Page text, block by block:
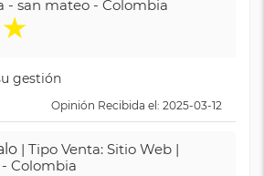
- san mateo - Colombia
★
gestión
Opinión Recibida el: 2025-03-12
| Tipo Venta: Sitio Web |
Colombia